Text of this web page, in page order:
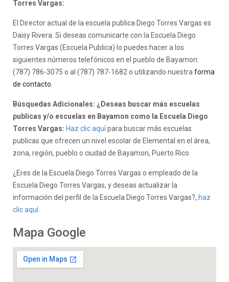
Torres Vargas:
El Director actual de la escuela publica Diego Torres Vargas es
Daisy Rivera. Si deseas comunicarte con la Escuela Diego
Torres Vargas (Escuela Publica) lo puedes hacer a los
siguientes números telefónicos en el pueblo de Bayamon:
(787) 786-3075 o al (787) 787-1682 o utilizando nuestra forma
de contacto
Búsquedas Adicionales: ¿Deseas buscar más escuelas
publicas y/o escuelas en Bayamon como la Escuela Diego
Torres Vargas: Haz clic aquípara buscar más escuelas
publicas que ofrecen un nivel escolar de Elemental en el área,
zona, región, pueblo o ciudad de Bayamon, Puerto Rico.
¿Eres de la Escuela Diego Torres Vargas o empleado de la
Escuela Diego Torres Vargas, y deseas actualizar la
información del perfil de la Escuela Diego Torres Vargas?, haz
clic aquí.
Mapa Google